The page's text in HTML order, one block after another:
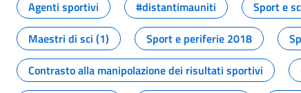
Agenti sportivi
#distantimauniti Sport e
Maestri di sci (1)
Sport e periferie 2018
Contrasto alla manipolazione dei risultati sportivi